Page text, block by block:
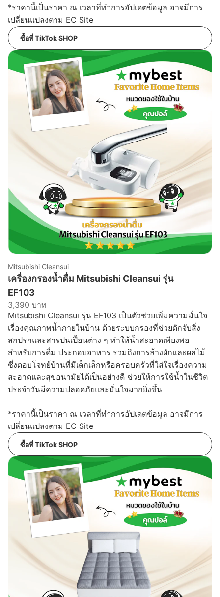
*ราคานี้เป็นราคา ณ เวลาที่ทำการอัปเดตข้อมูล อาจมีการ
เปลี่ยนแปลงตาม EC Site
ซื้อที่ TikTok SHOP
Mitsubishi Cleansui
เครื่องกรองน้ำดื่ม Mitsubishi Cleansui รุ่น
EF103
3,390 บาท
Mitsubishi Cleansui รุ่น EF103 เป็นตัวช่วยเพิ่มความมั่นใจ
เรื่องคุณภาพน้ำภายในบ้าน ด้วยระบบกรองที่ช่วยดักจับสิ่ง
สกปรกและสารปนเปื้อนต่าง ๆ ทำให้น้ำสะอาดเพียงพอ
สำหรับการดื่ม ประกอบอาหาร รวมถึงการล้างผักและผลไม้
ซึ่งตอบโจทย์บ้านที่มีเด็กเล็กหรือครอบครัวที่ใส่ใจเรื่องความ
สะอาดและสุขอนามัยได้เป็นอย่างดี ช่วยให้การใช้น้ำในชีวิต
ประจำวันมีความปลอดภัยและมั่นใจมากยิ่งขึ้น
*ราคานี้เป็นราคา ณ เวลาที่ทำการอัปเดตข้อมูล อาจมีการ
เปลี่ยนแปลงตาม EC Site
ซื้อที่ TikTok SHOP